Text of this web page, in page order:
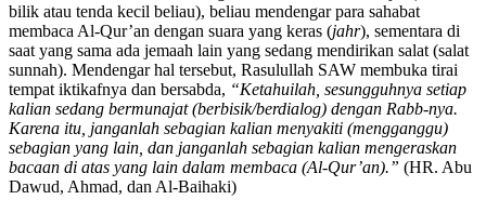
bilik atau tenda kecil beliau), beliau mendengar para sahabat
membaca Al-Qur’an dengan suara yang keras (jahr), sementara di
saat yang sama ada jemaah lain yang sedang mendirikan salat (salat
sunnah). Mendengar hal tersebut, Rasulullah SAW membuka tirai
tempat iktikafnya dan bersabda, “Ketahuilah, sesungguhnya setiap
kalian sedang bermunajat (berbisik/berdialog) dengan Rabb-nya.
Karena itu, janganlah sebagian kalian menyakiti (mengganggu)
sebagian yang lain, dan janganlah sebagian kalian mengeraskan
bacaan di atas yang lain dalam membaca (Al-Qur’an).” (HR. Abu
Dawud, Ahmad, dan Al-Baihaki)